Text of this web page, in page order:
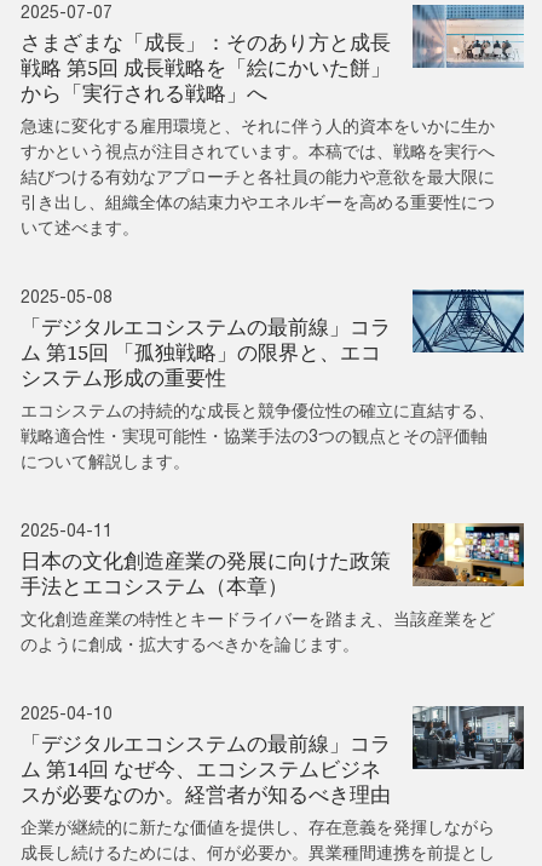
2025-07-07
さまざまな「成長」：そのあり方と成長
戦略 第5回 成長戦略を「絵にかいた餅」
から「実行される戦略」へ
急速に変化する雇用環境と、それに伴う人的資本をいかに生か
すかという視点が注目されています。本稿では、戦略を実行へ
結びつける有効なアプローチと各社員の能力や意欲を最大限に
引き出し、組織全体の結束力やエネルギーを高める重要性につ
いて述べます。
2025-05-08
「デジタルエコシステムの最前線」コラ
ム 第15回 「孤独戦略」の限界と、エコ
システム形成の重要性
エコシステムの持続的な成長と競争優位性の確立に直結する、
戦略適合性・実現可能性・協業手法の3つの観点とその評価軸
について解説します。
2025-04-11
日本の文化創造産業の発展に向けた政策
手法とエコシステム（本章）
文化創造産業の特性とキードライバーを踏まえ、当該産業をど
のように創成・拡大するべきかを論じます。
2025-04-10
「デジタルエコシステムの最前線」コラ
ム 第14回 なぜ今、エコシステムビジネ
スが必要なのか。経営者が知るべき理由
企業が継続的に新たな価値を提供し、存在意義を発揮しながら
成長し続けるためには、何が必要か。異業種間連携を前提とし